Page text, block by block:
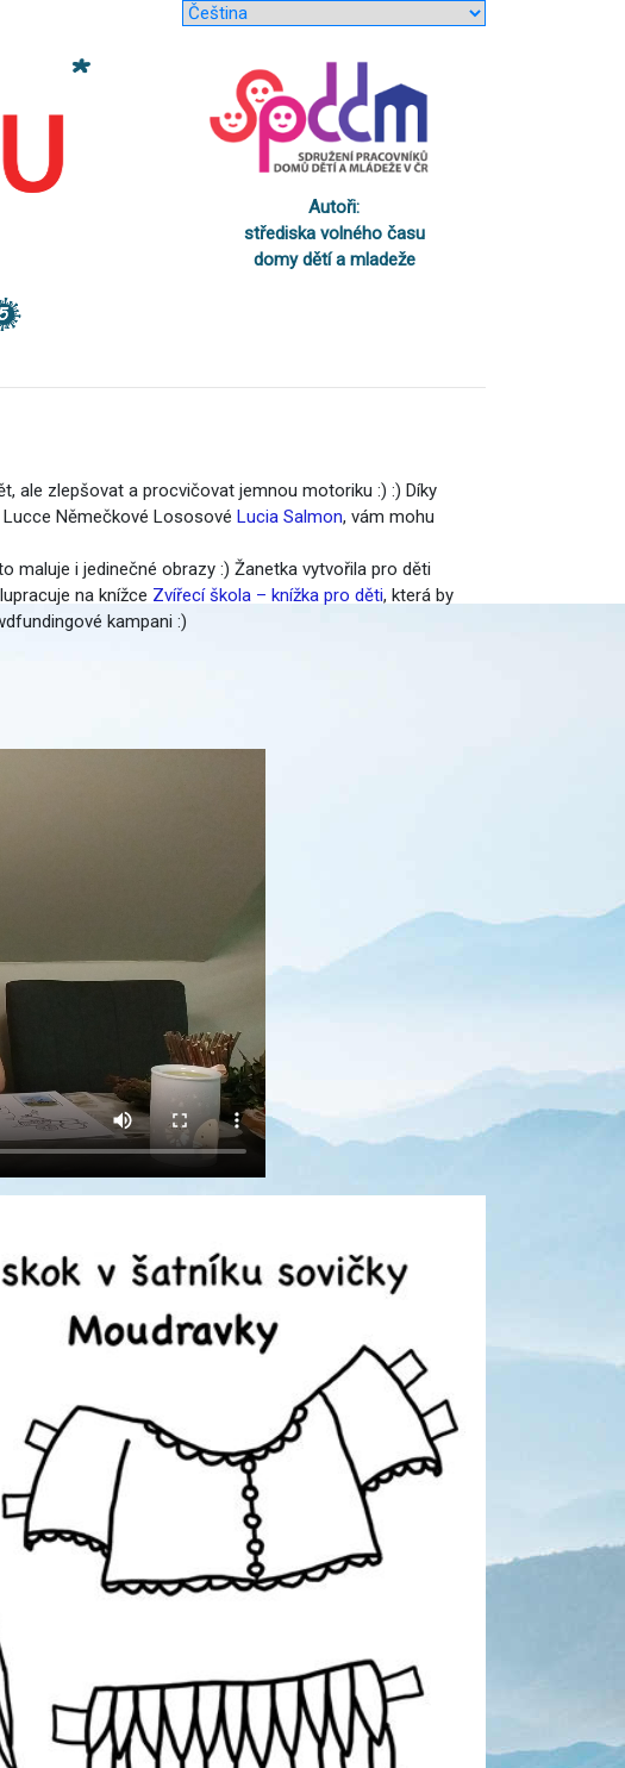
Autoři:
střediska volného času
domy dětí a mladeže
ale zlepšovat a procvičovat jemnou motoriku :) :) Díky
Lucce Němečkové Lososové Lucia Salmon, vám mohu
maluje i jedinečné obrazy :) Žanetka vytvořila pro děti
na knížce Zvířecí škola – knížka pro děti, která by
kampani :)